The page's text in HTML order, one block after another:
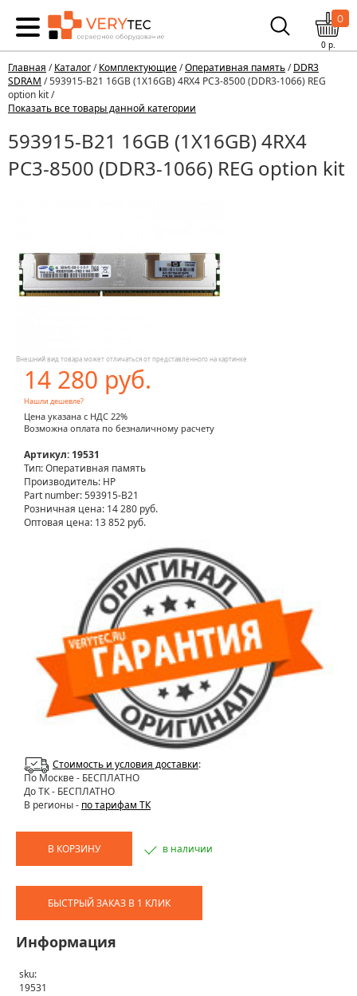
0
0р.
Главная /Каталог/Комплектующие/Оперативная память/DDR3
SDRAM / 593915-B21 16GB (1X16GB) 4RX4 PC3-8500 (DDR3-1066) REG
option kit /
Показать все товары данной категории
593915-B21 16GB (1X16GB) 4RX4
PC3-8500 (DDR3-1066) REG option kit
Внешний вид товара может отличаться от представленного на картинке
14 280 руб.
Нашли дешевле?
Цена указана с НДС 22%
Возможна оплата по безналичному расчету
Артикул: 19531
Тип: Оперативная память
Производитель: HP
Part number: 593915-B21
Розничная цена: 14 280 руб.
Оптовая цена: 13 852 руб.
Стоимость и условия доставки:
По Москве- БЕСПЛАТНО
До ТК - БЕСПЛАТНО
В регионы - по тарифам ТК
В КОРЗИНУ в наличии
БЫСТРЫЙ ЗАКАЗ В 1 КЛИК
Информация
sku:
19531